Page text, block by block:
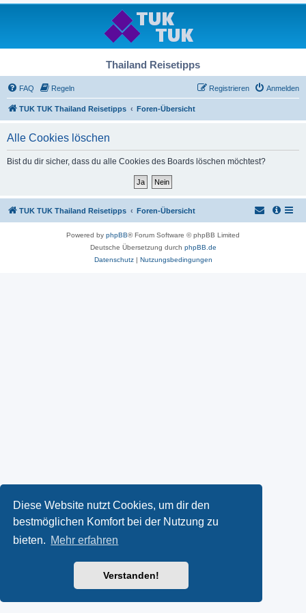
Diese Website nutzt Cookies, um dir den
bestmöglichen Komfort bei der Nutzung zu
bieten. Mehr erfahren
Verstanden!
Thailand Reisetipps
FAQ Regeln Anmelden
Registrieren
TUK TUK Thailand Reisetipps Foren-Übersicht
Alle Cookies löschen
Bist du dir sicher, dass du alle Cookies des Boards löschen möchtest?
TUK TUK Thailand Reisetipps Foren-Übersicht
Powered by phpBB® Forum Software © phpBB Limited
Deutsche Übersetzung durch phpBB.de
Datenschutz| Nutzungsbedingungen